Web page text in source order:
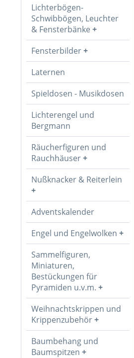
Lichterbögen-
Schwibbögen, Leuchter
& Fensterbänke
Fensterbilder
Laternen
Spieldosen - Musikdosen
Lichterengel und
Bergmann
Räucherfiguren und
Rauchhäuser
Nußknacker & Reiterlein
Adventskalender
Engel und Engelwolken
Sammelfiguren,
Miniaturen,
Bestückungen für
Pyramiden u.v.m.
Weihnachtskrippen und
Krippenzubehör
Baumbehang und
Baumspitzen